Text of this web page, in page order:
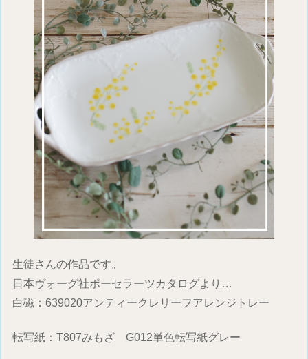
生徒さんの作品です。
日本ヴォーグ社ポーセラーツカタログより…
白磁：639020アンティークレリーフアレンジトレー
転写紙：T807みもざ G012単色転写紙グレー